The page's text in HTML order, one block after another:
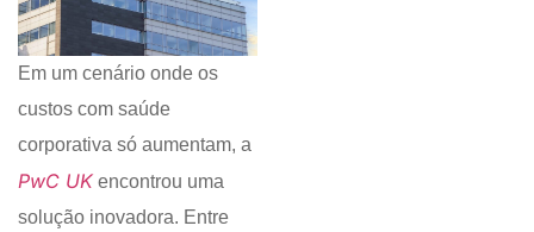
Em um cenário onde os
custos com saúde
corporativa só aumentam, a
PwC UKencontrou uma
solução inovadora. Entre